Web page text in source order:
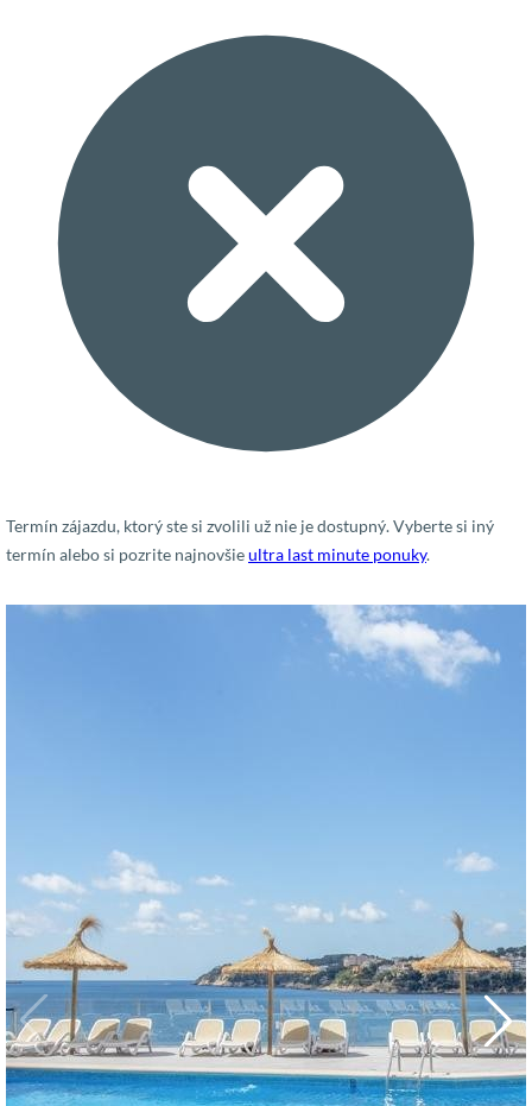
Termín zájazdu, ktorý ste si zvolili už nie je dostupný. Vyberte si iný
termín alebo si pozrite najnovšieultra last minute ponuky.